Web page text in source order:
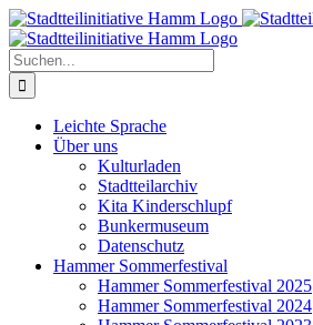
Zum
Inhalt
springen
Suche
nach:
Leichte Sprache
Über uns
Kulturladen
Stadtteilarchiv
Kita Kinderschlupf
Bunkermuseum
Datenschutz
Hammer Sommerfestival
Hammer Sommerfestival 2025
Hammer Sommerfestival 2024